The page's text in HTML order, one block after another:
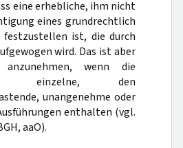
eine erhebliche, ihm nicht
eines grundrechtlich
festzustellen ist, die durch
wird. Das ist aber
wenn die
einzelne, den
unangenehme oder
enthalten (vgl.
aaO).